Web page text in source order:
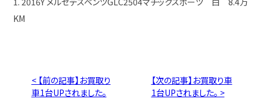
KM
< 【前の記事】お買取り
車1台UPされました。
【次の記事】お買取り車
1台UPされました。 >